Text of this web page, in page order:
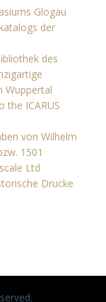
Glogau
der
des
Wuppertal
the ICARUS
von Wilhelm
1501
Ltd
Drucke